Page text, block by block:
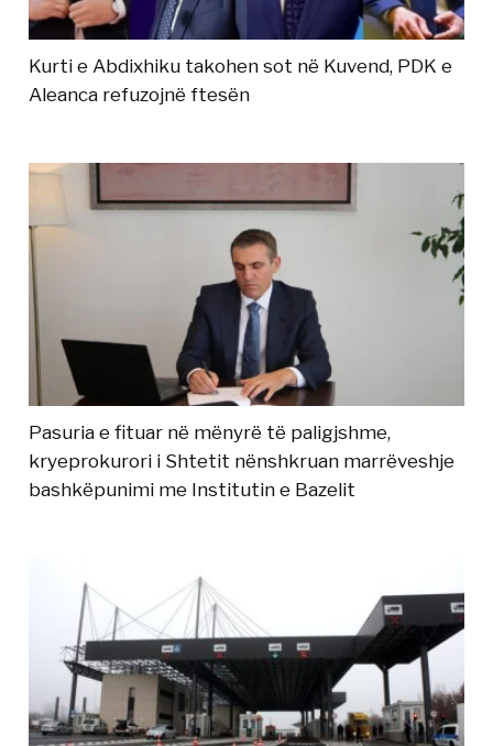
Kurti e Abdixhiku takohen sot në Kuvend, PDK e
Aleanca refuzojnë ftesën
Pasuria e fituar në mënyrë të paligjshme,
kryeprokurori i Shtetit nënshkruan marrëveshje
bashkëpunimi me Institutin e Bazelit